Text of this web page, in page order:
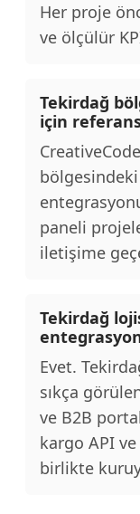
Her proje
ve ölçülür
Tekirdağ
için
paneli
iletişime
Tekirdağ
Evet.
sıkça
ve B2B
kargo API
birlikte